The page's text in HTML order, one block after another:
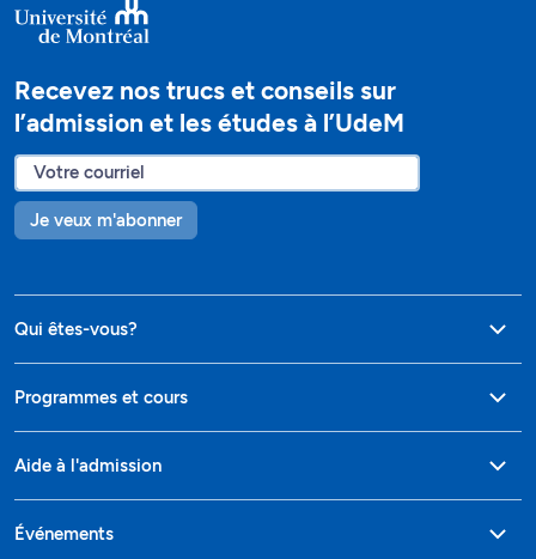
Recevez nos trucs et conseils sur
l’admission et les études à l’UdeM
Je veux m'abonner
Qui êtes-vous?
Programmes et cours
Aide à l'admission
Événements